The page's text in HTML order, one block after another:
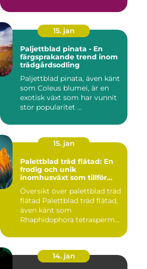
15. jan
Paljettblad pinata - En
färgsprakande trend inom
trädgårdsodling
Paljettblad pinata, även känt
som Coleus blumei, är en
exotisk växt som har vunnit
stor popularitet ...
15. jan
Palettblad träd flätad: En
frodig och unik
inomhusväxt som tillför
färg till ditt hem
Översikt över palettblad träd
flätad Palettblad träd flätad,
även känt som
Rhaphidophora tetrasperm...
14. jan